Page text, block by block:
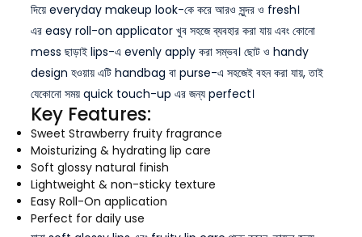
দিয়ে everyday makeup look-কে করে আরও সুন্দর ও fresh।
এর easy roll-on applicator খুব সহজে ব্যবহার করা যায় এবং কোনো
mess ছাড়াই lips-এ evenly apply করা সম্ভব। ছোট ও handy
design হওয়ায় এটি handbag বা purse-এ সহজেই বহন করা যায়, তাই
যেকোনো সময় quick touch-up এর জন্য perfect।
Key Features:
Sweet Strawberry fruity fragrance
Moisturizing & hydrating lip care
Soft glossy natural finish
Lightweight & non-sticky texture
Easy Roll-On application
Perfect for daily use